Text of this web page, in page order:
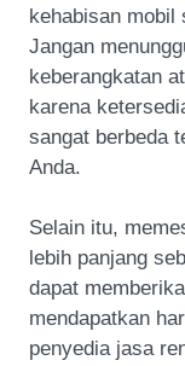
kehabisan mobil
Jangan
keberangkatan
karena
sangat berbeda
Anda.
Selain itu,
lebih panjang
dapat
mendapatkan
penyedia jasa